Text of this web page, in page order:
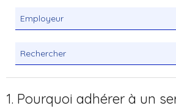
1. Pourquoi adhérer à un